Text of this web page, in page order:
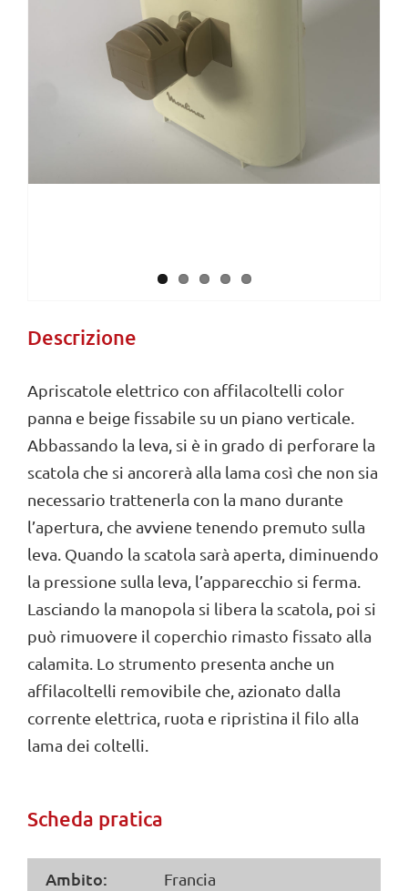
Descrizione
Apriscatole elettrico con affilacoltelli color
panna e beige fissabile su un piano verticale.
Abbassando la leva, si è in grado di perforare la
scatola che si ancorerà alla lama così che non sia
necessario trattenerla con la mano durante
l’apertura, che avviene tenendo premuto sulla
leva. Quando la scatola sarà aperta, diminuendo
la pressione sulla leva, l’apparecchio si ferma.
Lasciando la manopola si libera la scatola, poi si
può rimuovere il coperchio rimasto fissato alla
calamita. Lo strumento presenta anche un
affilacoltelli removibile che, azionato dalla
corrente elettrica, ruota e ripristina il filo alla
lama dei coltelli.
Scheda pratica
Ambito: Francia